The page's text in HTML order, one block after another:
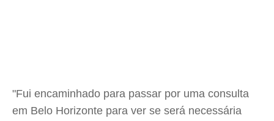
"Fui encaminhado para passar por uma consulta
em Belo Horizonte para ver se será necessária